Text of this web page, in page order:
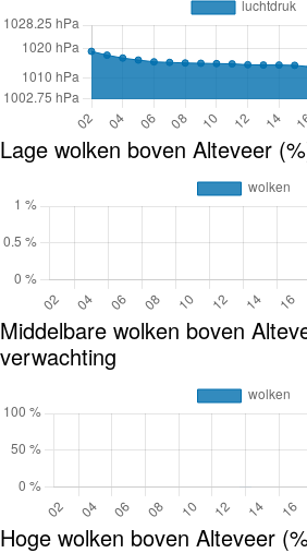
Lage wolken boven Alteveer
Middelbare wolken boven
verwachting
Hoge wolken boven Alteveer